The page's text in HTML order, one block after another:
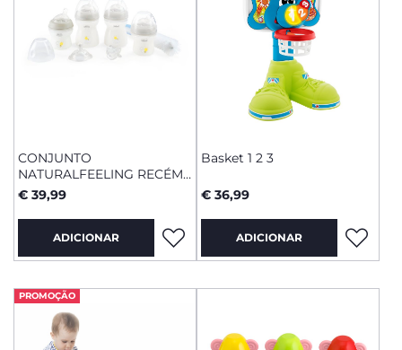
CONJUNTO
NATURALFEELING RECÉM-
NASCIDO
€ 39,99
ADICIONAR
Basket 1 2 3
€ 36,99
ADICIONAR
PROMOÇÃO